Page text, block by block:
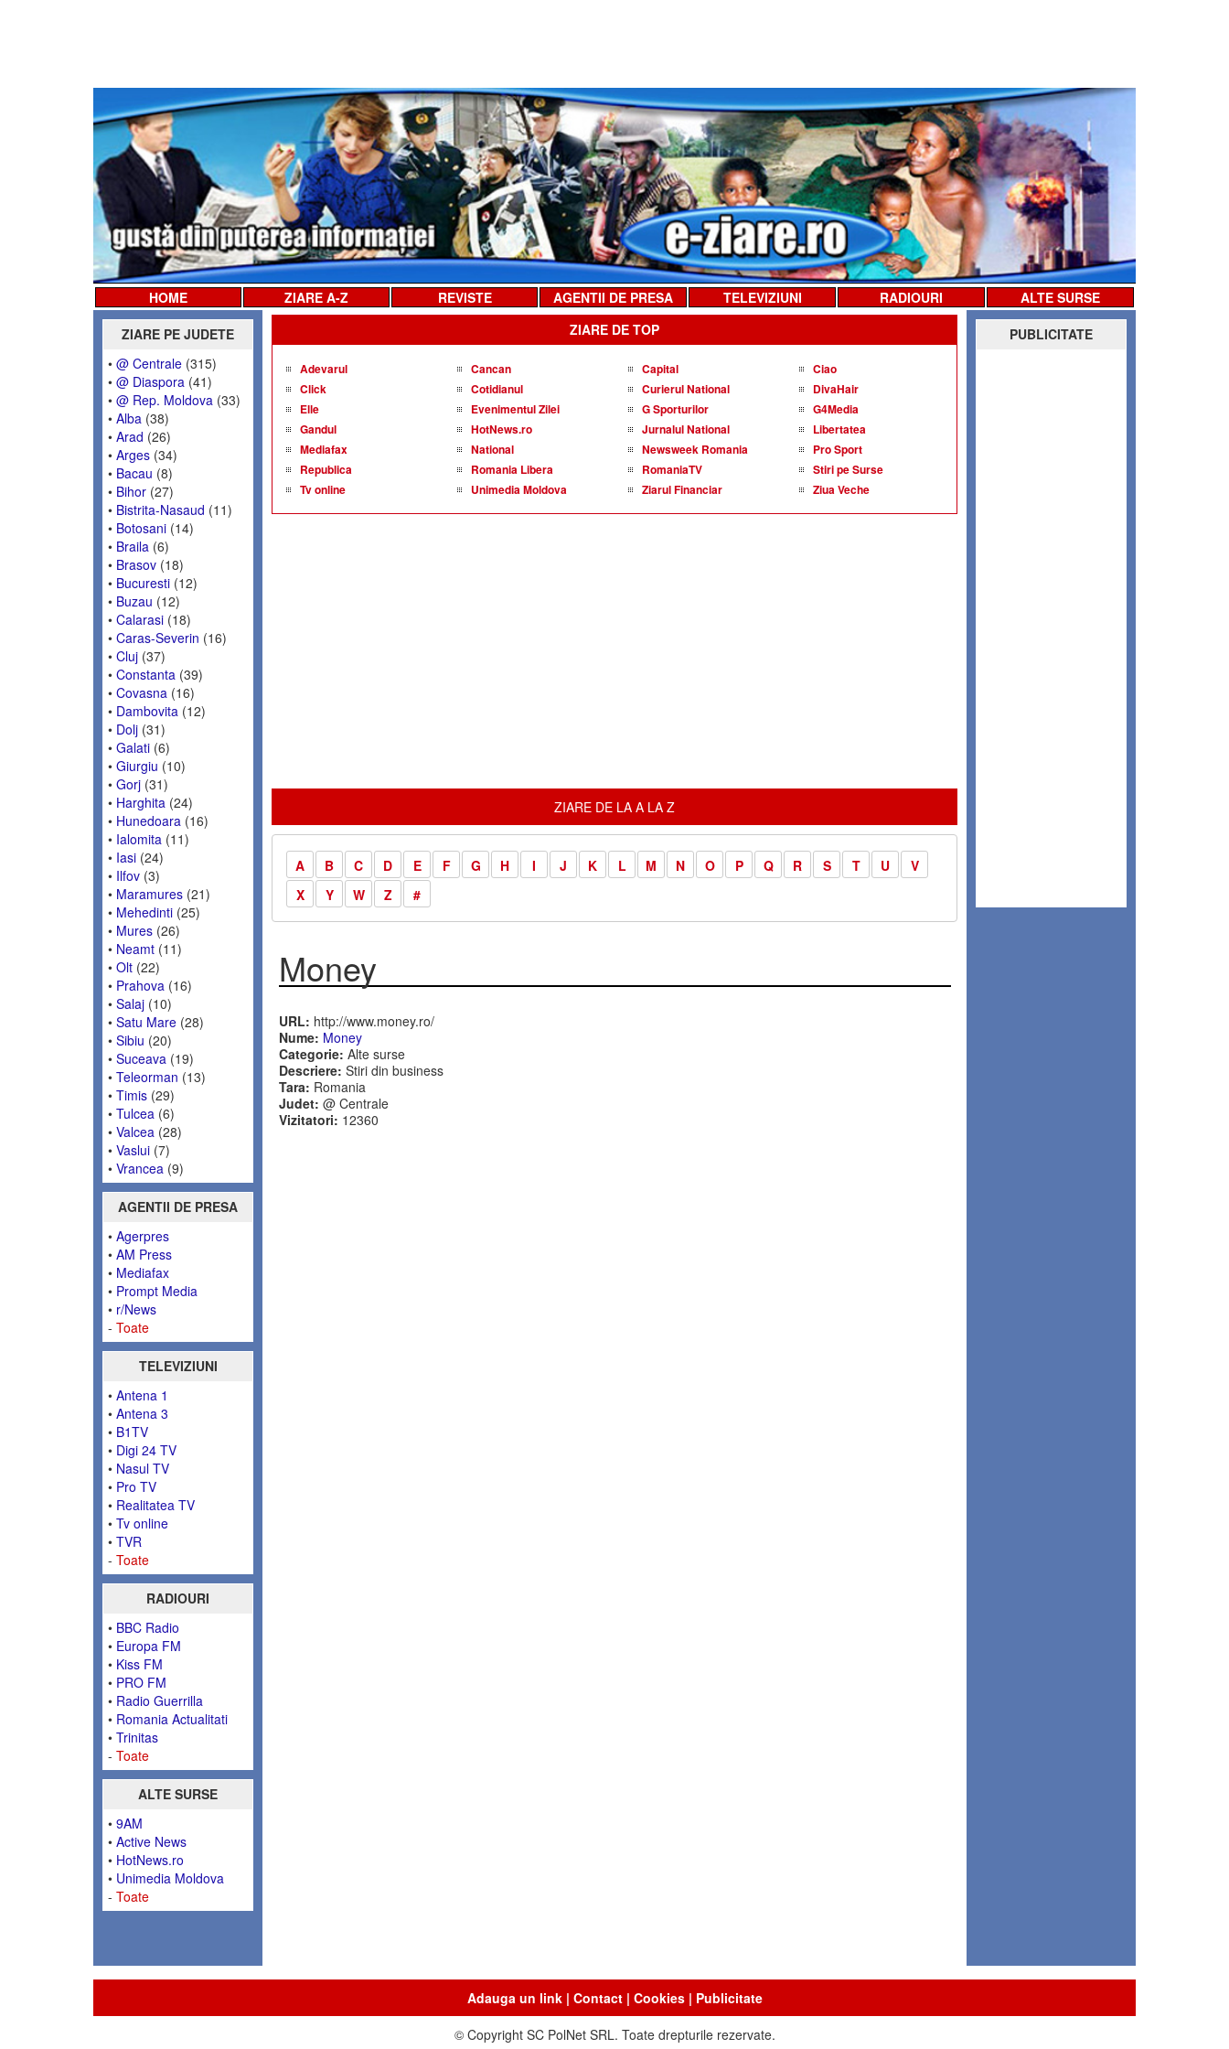
HOME ZIARE A-Z REVISTE AGENTII DE PRESA TELEVIZIUNI RADIOURI
ALTE SURSE
ZIARE PE JUDETE
• @ Centrale (315)
• @ Diaspora (41)
• @ Rep. Moldova (33)
• Alba (38)
• Arad (26)
• Arges (34)
• Bacau (8)
• Bihor (27)
• Bistrita-Nasaud (11)
• Botosani (14)
• Braila (6)
• Brasov (18)
• Bucuresti (12)
• Buzau (12)
• Calarasi (18)
• Caras-Severin (16)
• Cluj (37)
• Constanta (39)
• Covasna (16)
• Dambovita (12)
• Dolj (31)
• Galati (6)
• Giurgiu (10)
• Gorj (31)
• Harghita (24)
• Hunedoara (16)
• Ialomita (11)
• Iasi (24)
• Ilfov (3)
• Maramures (21)
• Mehedinti (25)
• Mures (26)
• Neamt (11)
• Olt (22)
• Prahova (16)
• Salaj (10)
• Satu Mare (28)
• Sibiu (20)
• Suceava (19)
• Teleorman (13)
• Timis (29)
• Tulcea (6)
• Valcea (28)
• Vaslui (7)
• Vrancea (9)
AGENTII DE PRESA
• Agerpres
• AM Press
• Mediafax
• Prompt Media
• r/News
- Toate
TELEVIZIUNI
• Antena 1
• Antena 3
• B1TV
• Digi 24 TV
• Nasul TV
• Pro TV
• Realitatea TV
• Tv online
• TVR
- Toate
RADIOURI
• BBC Radio
• Europa FM
• Kiss FM
• PRO FM
• Radio Guerrilla
• Romania Actualitati
• Trinitas
- Toate
ALTE SURSE
• 9AM
• Active News
• HotNews.ro
• Unimedia Moldova
- Toate
ZIARE DE TOP
Adevarul Cancan Capital
Ciao
Click
Cotidianul Curierul National
DivaHair
Elle
Evenimentul Zilei G Sporturilor
G4Media
Gandul
HotNews.ro Jurnalul National
Libertatea
Mediafax
National Newsweek Romania
Pro Sport
Republica
Romania Libera RomaniaTV
Stiri pe Surse
Tv online
Unimedia Moldova Ziarul Financiar Ziua Veche
ZIARE DE LA A LA Z
A B C D E F G H I J K L M N O P Q R S T U
V
X
Y W Z #
Money
URL: http://www.money.ro/
Nume: Money
Categorie: Alte surse
Descriere: Stiri din business
Tara: Romania
Judet: @ Centrale
Vizitatori: 12360
PUBLICITATE
Adauga un link| Contact| Cookies| Publicitate
© Copyright SC PolNet SRL. Toate drepturile rezervate.